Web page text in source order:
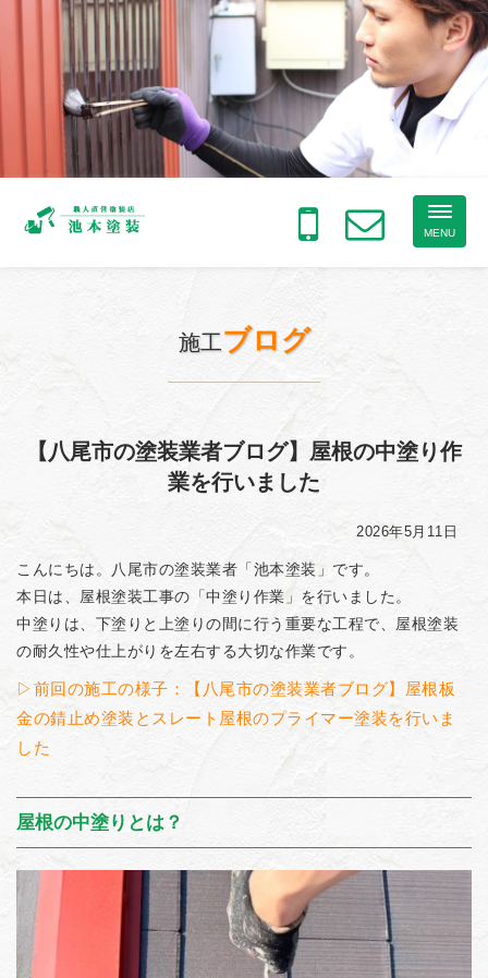
Toggle
MENU
施工ブログ
【八尾市の塗装業者ブログ】屋根の中塗り作
業を行いました
2026年5月11日
こんにちは。八尾市の塗装業者「池本塗装」です。
本日は、屋根塗装工事の「中塗り作業」を行いました。
中塗りは、下塗りと上塗りの間に行う重要な工程で、屋根塗装
の耐久性や仕上がりを左右する大切な作業です。
▷前回の施工の様子：【八尾市の塗装業者ブログ】屋根板
金の錆止め塗装とスレート屋根のプライマー塗装を行いま
した
屋根の中塗りとは？